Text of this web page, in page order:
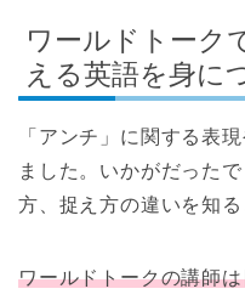
ワールドトーク
える英語を身に
「アンチ」に関する表
ました。いかがだった
方、捉え方の違いを知る
ワールドトークの講師